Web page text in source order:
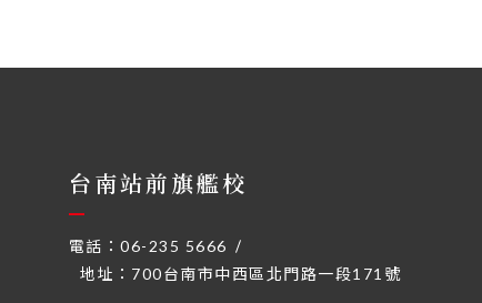
台南站前旗艦校
電話：06-235 5666
地址： 700台南市中西區北門路一段171號